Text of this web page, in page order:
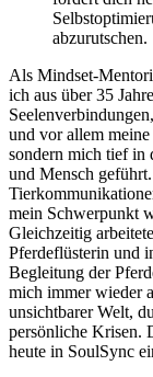
abzurutschen.
Als Mindset-
ich aus über 35
und vor allem
sondern mich tief in
und Mensch
mein Schwerpunkt
Gleichzeitig
Pferdeflüsterin und
Begleitung der
mich immer wieder
unsichtbarer Welt,
persönliche Krisen.
heute in SoulSync